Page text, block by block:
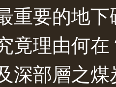
重要的地
竟理由何
深部層之